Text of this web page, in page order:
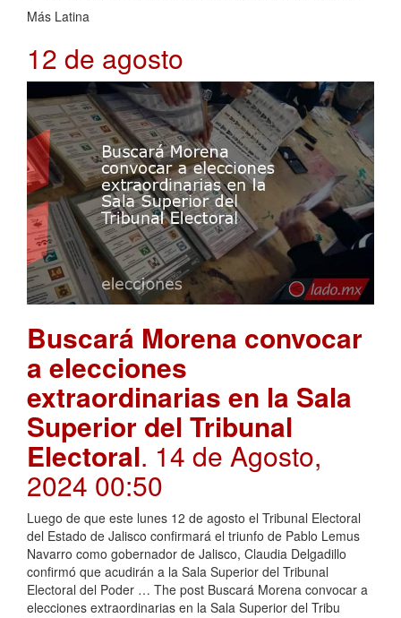
Más Latina
12 de agosto
Buscará Morena convocar
a elecciones
extraordinarias en la Sala
Superior del Tribunal
Electoral. 14 de Agosto,
2024 00:50
Luego de que este lunes 12 de agosto el Tribunal Electoral
del Estado de Jalisco confirmará el triunfo de Pablo Lemus
Navarro como gobernador de Jalisco, Claudia Delgadillo
confirmó que acudirán a la Sala Superior del Tribunal
Electoral del Poder … The post Buscará Morena convocar a
elecciones extraordinarias en la Sala Superior del Tribu